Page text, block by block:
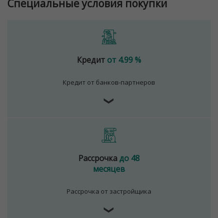
№02240/129 от 06.09.06г.
Специальные условия покупки
Кредит от 4.99 %
Кредит от банков-партнеров
❯
Рассрочкадо 48
месяцев
Рассрочка от застройщика
❯